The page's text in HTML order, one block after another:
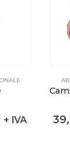
+ IVA